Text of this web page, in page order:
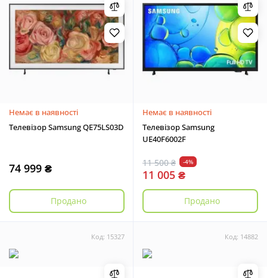
Немає в наявності
Телевізор Samsung QE75LS03D
74 999 ₴
Продано
Немає в наявності
Телевізор Samsung
UE40F6002F
11 500 ₴ -4%
11 005 ₴
Продано
Код: 15327 Код: 14882